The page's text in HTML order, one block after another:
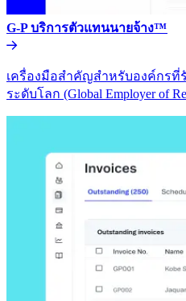
G-P บริการตัวแทนนายจ้าง™​​
เครื่องมือสำคัญสำหรับองค์กรที่
ระดับโลก (Global Employer of